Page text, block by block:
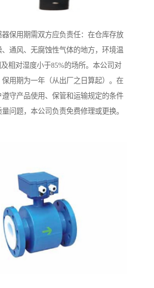
保用期需双方应负责任：在仓库存放
、通风、无腐蚀性气体的地方，环境温
相对湿度小于85%的场所。本公司对
保用期为一年（从出厂之日算起）。在
守产品使用、保管和运输规定的条件
量问题，本公司负责免费修理或更换。